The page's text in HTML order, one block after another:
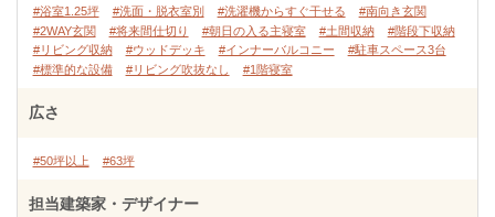
#浴室1.25坪
#洗面・脱衣室別 #洗濯機からすぐ干せる
#南向き玄関
#2WAY玄関
#将来間仕切り #朝日の入る主寝室 #土間収納
#階段下収納
#リビング収納
#ウッドデッキ #インナーバルコニー
#駐車スペース3台
#標準的な設備
#リビング吹抜なし #1階寝室
広さ
#50坪以上 #63坪
担当建築家・デザイナー